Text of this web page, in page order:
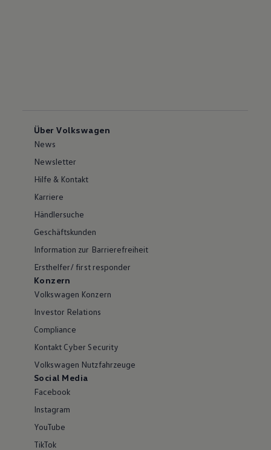
Über Volkswagen
News
Newsletter
Hilfe & Kontakt
Karriere
Händlersuche
Geschäftskunden
Information zur Barrierefreiheit
Ersthelfer/ first responder
Konzern
Volkswagen Konzern
Investor Relations
Compliance
Kontakt Cyber Security
Volkswagen Nutzfahrzeuge
Social Media
Facebook
Instagram
YouTube
TikTok